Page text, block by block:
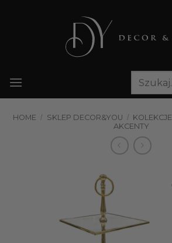
Szukaj:
HOME / SKLEP DECOR&YOU / KOLEKCJE
AKCENTY